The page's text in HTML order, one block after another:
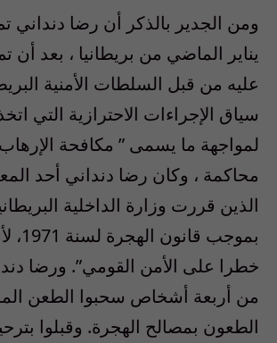
ومن الجدير بالذكر أن رضا دنداني
يناير الماضي من بريطانيا ، بعد أن
عليه من قبل السلطات الأمنية
سياق الإجراءات الاحترازية التي
لمواجهة ما يسمى ” مكافحة
الذين قررت وزارة الداخلية
بموجب
خطرا على الأمن القومي”. ورضا
من أربعة أشخاص سحبوا الطعن
الطعون بمصالح الهجرة. وقبلوا